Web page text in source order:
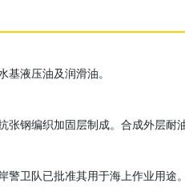
基液压油及润滑油。
张钢编织加固层制成。合成外层耐
卫队已批准其用于海上作业用途。